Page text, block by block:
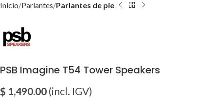
Inicio Parlantes Parlantes de pie
PSB Imagine T54 Tower Speakers
$ 1,490.00 (incl. IGV)